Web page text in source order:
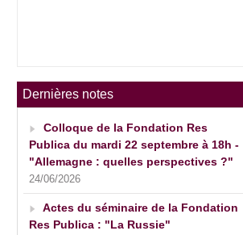
Dernières notes
Colloque de la Fondation Res
Publica du mardi 22 septembre à 18h -
"Allemagne : quelles perspectives ?"
24/06/2026
Actes du séminaire de la Fondation
Res Publica : "La Russie"